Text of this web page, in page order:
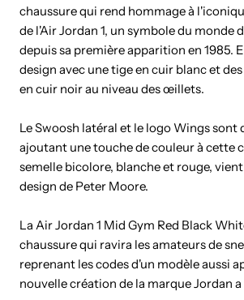
chaussure qui rend hommage à
de l'Air Jordan 1, un symbole du monde
depuis sa première apparition en 1985.
design avec une tige en cuir blanc et
en cuir noir au niveau des œillets.
Le Swoosh latéral et le logo Wings sont
ajoutant une touche de couleur à cette
semelle bicolore, blanche et rouge,
design de Peter Moore.
La Air Jordan 1 Mid Gym Red Black
chaussure qui ravira les amateurs de
reprenant les codes d'un modèle aussi
nouvelle création de la marque Jordan